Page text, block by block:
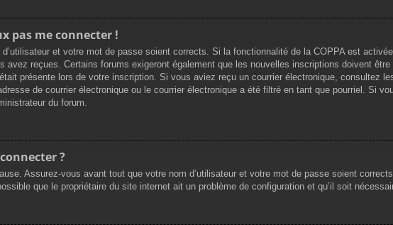
pas me connecter !
et votre mot de passe soient corrects. Si la fonctionnalité de la COPPA est
avez reçues. Certains forums exigeront également que les nouvelles inscriptions doivent
présente lors de votre inscription. Si vous aviez reçu un courrier électronique, consultez
de courrier électronique ou le courrier électronique a été filtré en tant que pourriel. Si
du forum.
?
Assurez-vous avant tout que votre nom d’utilisateur et votre mot de passe soient
que le propriétaire du site internet ait un problème de configuration et qu’il soit